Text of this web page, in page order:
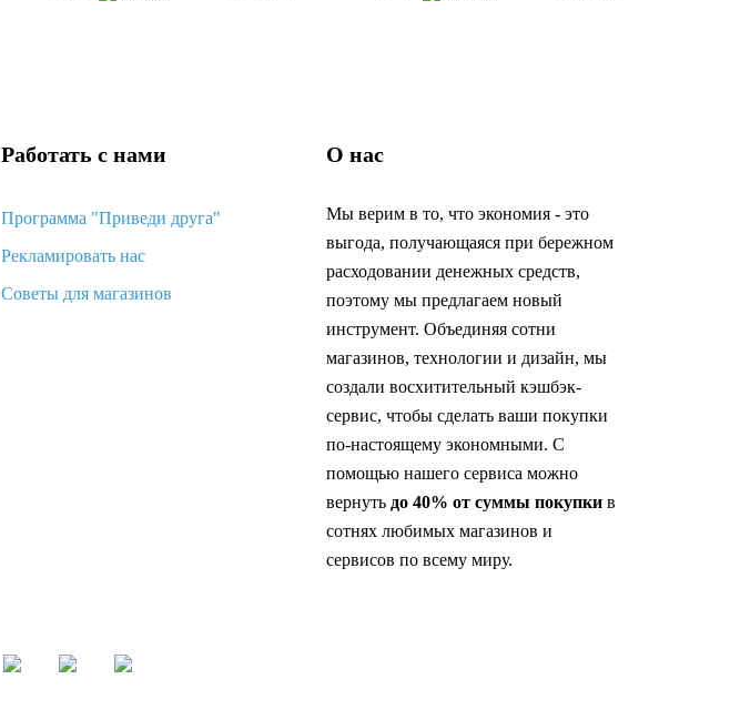
Работать с нами
Программа "Приведи друга"
Рекламировать нас
Советы для магазинов
О нас
Мы верим в то, что экономия - это
выгода, получающаяся при бережном
расходовании денежных средств,
поэтому мы предлагаем новый
инструмент. Объединяя сотни
магазинов, технологии и дизайн, мы
создали восхитительный кэшбэк-
сервис, чтобы сделать ваши покупки
по-настоящему экономными. С
помощью нашего сервиса можно
вернуть до 40% от суммы покупкив
сотнях любимых магазинов и
сервисов по всему миру.